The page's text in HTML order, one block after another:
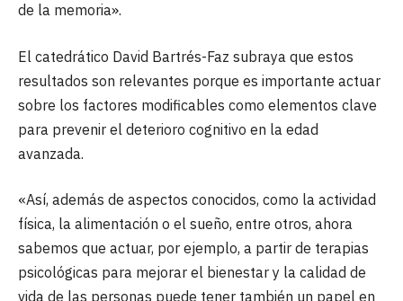
de la memoria».
El catedrático David Bartrés-Faz subraya que estos
resultados son relevantes porque es importante actuar
sobre los factores modificables como elementos clave
para prevenir el deterioro cognitivo en la edad
avanzada.
«Así, además de aspectos conocidos, como la actividad
física, la alimentación o el sueño, entre otros, ahora
sabemos que actuar, por ejemplo, a partir de terapias
psicológicas para mejorar el bienestar y la calidad de
vida de las personas puede tener también un papel en